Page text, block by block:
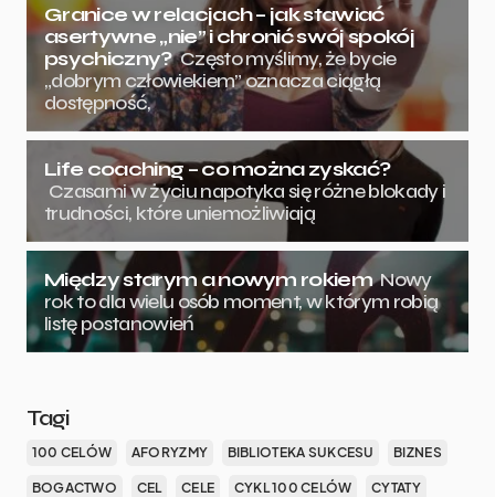
Granice w relacjach – jak stawiać
asertywne „nie” i chronić swój spokój
psychiczny? Często myślimy, że bycie
„dobrym człowiekiem” oznacza ciągłą
dostępność,
Life coaching – co można zyskać?
Czasami w życiu napotyka się różne blokady i
trudności, które uniemożliwiają
Między starym a nowym rokiem Nowy
rok to dla wielu osób moment, w którym robią
listę postanowień
Tagi
100 CELÓW AFORYZMY BIBLIOTEKA SUKCESU BIZNES
BOGACTWO CEL CELE CYKL 100 CELÓW CYTATY